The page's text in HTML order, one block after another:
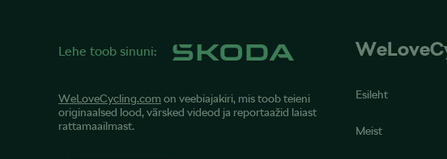
Lehe toob sinuni:
WeLoveCycling.com on veebiajakiri, mis toob teieni
originaalsed lood, värsked videod ja reportaažid laiast
rattamaailmast.
Esileht
Meist